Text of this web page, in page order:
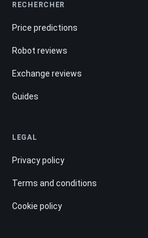
RECHERCHER
Price predictions
Robot reviews
Exchange reviews
Guides
LEGAL
Privacy policy
Terms and conditions
Cookie policy